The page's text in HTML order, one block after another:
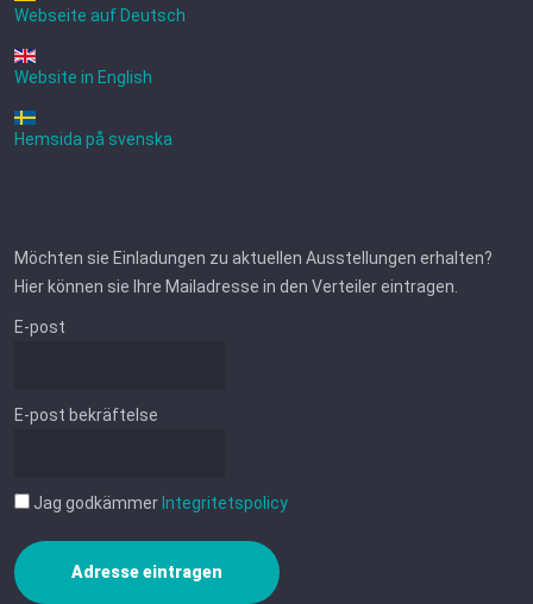
Webseite auf Deutsch
Website in English
Hemsida på svenska
Möchten sie Einladungen zu aktuellen Ausstellungen erhalten?
Hier können sie Ihre Mailadresse in den Verteiler eintragen.
E-post
E-post bekräftelse
Jag godkämmer Integritetspolicy
Adresse eintragen